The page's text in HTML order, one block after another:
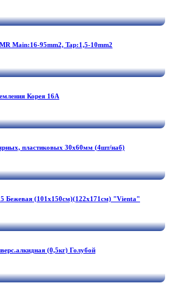
Main:16-95mm2, Tap:1,5-10mm2
Корея 16А
пластиковых 30х60мм (4шт/наб)
Бежевая (101х150см)(122х171см) "Vienta"
(0,5кг) Голубой